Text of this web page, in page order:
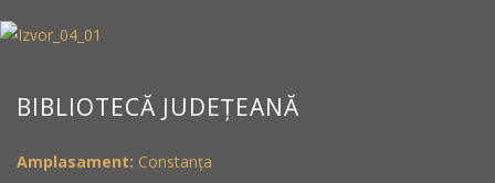
BIBLIOTECĂ JUDEȚEANĂ
Amplasament: Constanța